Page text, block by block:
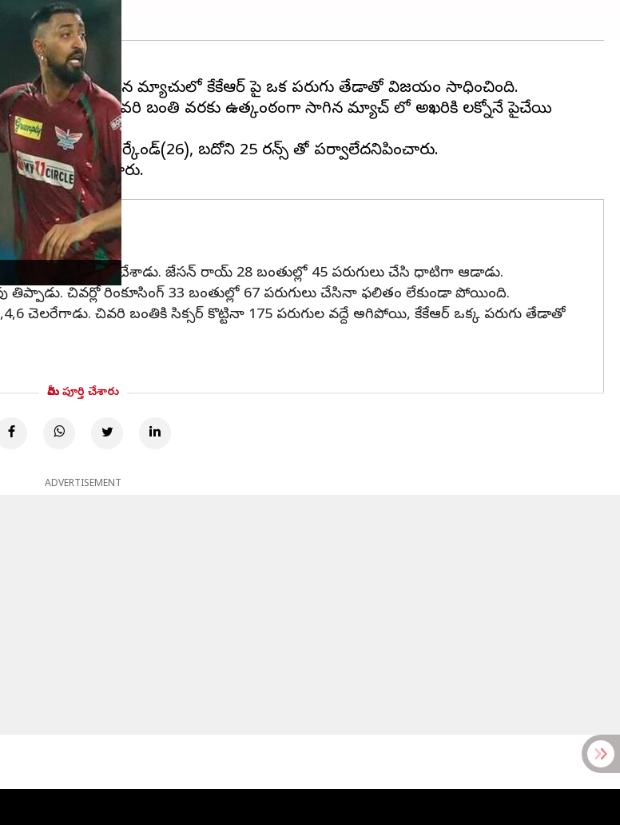
గార్డన్స్ లో జరిగిన మ్యాచులో కేకేఆర్ పై ఒక పరుగు తేడాతో విజయం సాధించింది.
పరుగులు చేసింది. చివరి బంతి వరకు ఉత్కంఠంగా సాగిన మ్యాచ్ లో అఖరికి లక్నోనే పైచేయి
డికాక్(28), మార్కేండ్(26), బదోని 25 రన్స్ తో పర్వాలేదనిపించారు.
24 పరుగులు చేశాడు. జేసన్ రాయ్ 28 బంతుల్లో 45 పరుగులు చేసి ధాటిగా ఆడాడు.
చివర్లో రింకూసింగ్ 33 బంతుల్లో 67 పరుగులు చేసినా ఫలితం లేకుండా పోయింది.
చెలరేగాడు. చివరి బంతికి సిక్సర్ కొట్టినా 175 పరుగుల వద్దే అగిపోయి, కేకేఆర్ ఒక్క పరుగు తేడాతో
మీరు పూర్తి చేశారు
ADVERTISEMENT